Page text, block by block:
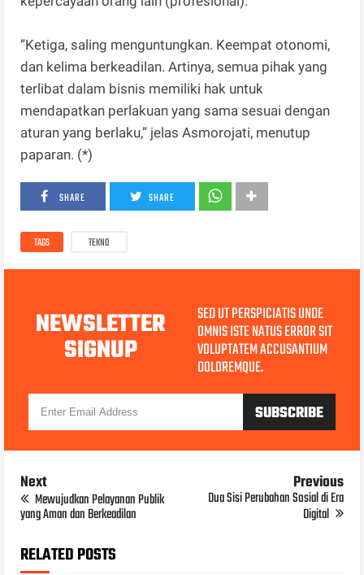
”Ketiga, saling menguntungkan. Keempat otonomi,
dan kelima berkeadilan. Artinya, semua pihak yang
terlibat dalam bisnis memiliki hak untuk
mendapatkan perlakuan yang sama sesuai dengan
aturan yang berlaku,” jelas Asmorojati, menutup
paparan. (*)
SHARE SHARE
TAGS TEKNO
NEWSLETTER
SIGNUP
SED UT PERSPICIATIS UNDE
OMNIS ISTE NATUS ERROR SIT
VOLUPTATEM ACCUSANTIUM
DOLOREMQUE.
Next
Mewujudkan Pelayanan Publik
yang Aman dan Berkeadilan
Previous
Dua Sisi Perubahan Sosial di Era
Digital
RELATED POSTS